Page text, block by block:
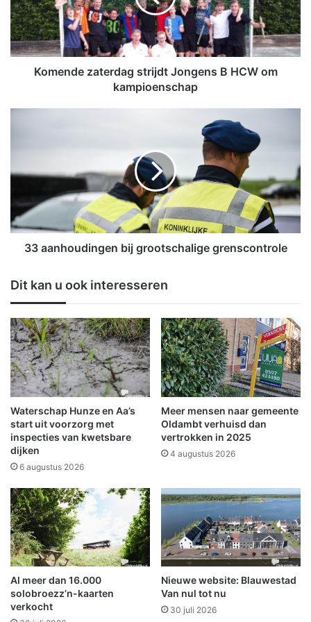
d
e
z
a
t
d
n
g
e
n
s
B
H
C
W
o
m
k
a
p
i
o
e
n
s
c
h
a
Komende zaterdag strijdt Jongens B HCW om
kampioenschap
n
u
d
e
n
b
i
j
g
r
o
o
t
s
c
h
l
i
g
e
g
r
e
n
s
33 aanhoudingen bij grootschalige grenscontrole
Dit kan u ook interesseren
Waterschap Hunze en Aa’s
start uit voorzorg met
inspecties van kwetsbare
dijken
6 augustus 2026
Meer mensen naar gemeente
Oldambt verhuisd dan
vertrokken in 2025
4 augustus 2026
Al meer dan 16.000
solobroezz’n-kaarten
verkocht
Nieuwe website: Blauwestad
Van nul tot nu
30 juli 2026